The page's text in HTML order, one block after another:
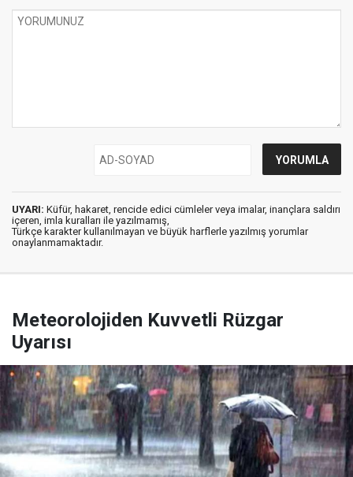
UYARI: Küfür, hakaret, rencide edici cümleler veya imalar, inançlara saldırı
içeren, imla kuralları ile yazılmamış,
Türkçe karakter kullanılmayan ve büyük harflerle yazılmış yorumlar
onaylanmamaktadır.
Meteorolojiden Kuvvetli Rüzgar
Uyarısı